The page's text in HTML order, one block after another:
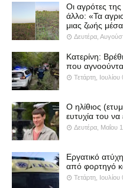
Οι αγρότες της
άλλο: «Τα
μιας ζωής
Δευτέρα,
Κατερίνη:
που
Τετάρτη,
Ο ηλίθιος
ευτυχία του να
Δευτέρα, Μαΐου
Εργατικό
από φορτηγό
Τετάρτη,